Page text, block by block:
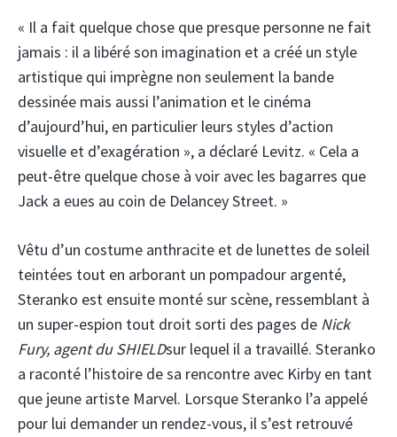
« Il a fait quelque chose que presque personne ne fait
jamais : il a libéré son imagination et a créé un style
artistique qui imprègne non seulement la bande
dessinée mais aussi l’animation et le cinéma
d’aujourd’hui, en particulier leurs styles d’action
visuelle et d’exagération », a déclaré Levitz. « Cela a
peut-être quelque chose à voir avec les bagarres que
Jack a eues au coin de Delancey Street. »
Vêtu d’un costume anthracite et de lunettes de soleil
teintées tout en arborant un pompadour argenté,
Steranko est ensuite monté sur scène, ressemblant à
un super-espion tout droit sorti des pages de Nick
Fury, agent du SHIELDsur lequel il a travaillé. Steranko
a raconté l’histoire de sa rencontre avec Kirby en tant
que jeune artiste Marvel. Lorsque Steranko l’a appelé
pour lui demander un rendez-vous, il s’est retrouvé